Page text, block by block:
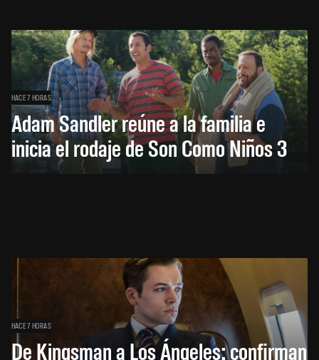
HACE 7 HORAS
Adam Sandler reúne a la familia e
inicia el rodaje de Son Como Niños 3
HACE 7 HORAS
De Kingsman a Los Ángeles: confirman